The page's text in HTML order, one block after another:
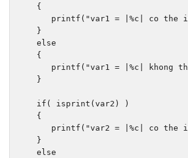
{
      printf
( "var1 = |%c| co the
}
else
{
      printf
( "var1 = |%c| khong
}
if ( isprint ( var2 )
)
{
      printf
( "var2 = |%c| co the
}
else